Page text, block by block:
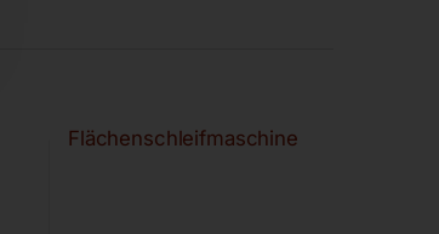
Flächenschleifmaschine